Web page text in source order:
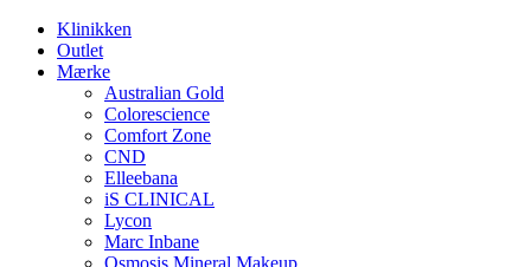
Klinikken
Outlet
Mærke
Australian Gold
Colorescience
Comfort Zone
CND
Elleebana
iS CLINICAL
Lycon
Marc Inbane
Osmosis Mineral Makeup